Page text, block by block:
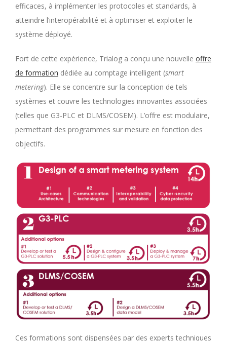
efficaces, à implémenter les protocoles et standards, à
atteindre l’interopérabilité et à optimiser et exploiter le
système déployé.
Fort de cette expérience, Trialog a conçu une nouvelle offre
de formation dédiée au comptage intelligent (smart
metering). Elle se concentre sur la conception de tels
systèmes et couvre les technologies innovantes associées
(telles que G3-PLC et DLMS/COSEM). L’offre est modulaire,
permettant des programmes sur mesure en fonction des
objectifs.
Ces formations sont dispensées par des experts techniques